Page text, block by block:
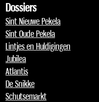
Dossiers
Sint Nieuwe Pekela
Sint Oude Pekela
Lintjes en Huldigingen
Jubilea
Atlantis
De Snikke
Schutsemarkt